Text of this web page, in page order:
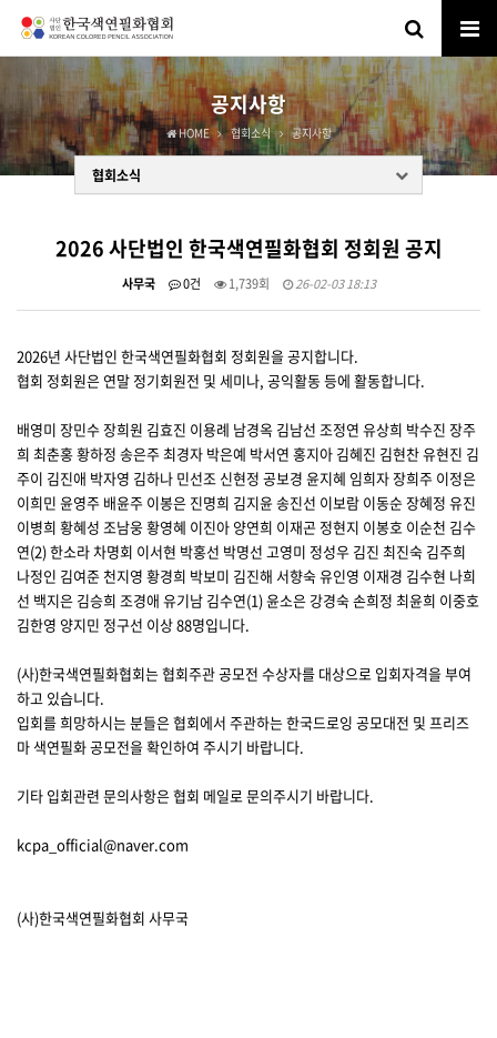
공지사항
HOME 협회소식 공지사항
협회소식
2026 사단법인 한국색연필화협회 정회원 공지
사무국 0건 1,739회 26-02-03 18:13
2026년 사단법인 한국색연필화협회 정회원을 공지합니다.
협회 정회원은 연말 정기회원전 및 세미나, 공익활동 등에 활동합니다.
배영미 장민수 장희원 김효진 이용례 남경옥 김남선 조정연 유상희 박수진 장주
희 최춘홍 황하정 송은주 최경자 박은예 박서연 홍지아 김혜진 김현찬 유현진 김
주이 김진애 박자영 김하나 민선조 신현정 공보경 윤지혜 임희자 장희주 이정은
이희민 윤영주 배윤주 이봉은 진명희 김지윤 송진선 이보람 이동순 장혜정 유진
이병희 황혜성 조남웅 황영혜 이진아 양연희 이재곤 정현지 이봉호 이순천 김수
연(2) 한소라 차명회 이서현 박홍선 박명선 고영미 정성우 김진 최진숙 김주희
나정인 김여준 천지영 황경희 박보미 김진해 서향숙 유인영 이재경 김수현 나희
선 백지은 김승희 조경애 유기남 김수연(1) 윤소은 강경숙 손희정 최윤희 이중호
김한영 양지민 정구선 이상 88명입니다.
(사)한국색연필화협회는 협회주관 공모전 수상자를 대상으로 입회자격을 부여
하고 있습니다.
입회를 희망하시는 분들은 협회에서 주관하는 한국드로잉 공모대전 및 프리즈
마 색연필화 공모전을 확인하여 주시기 바랍니다.
기타 입회관련 문의사항은 협회 메일로 문의주시기 바랍니다.
kcpa_official@naver.com
(사)한국색연필화협회 사무국